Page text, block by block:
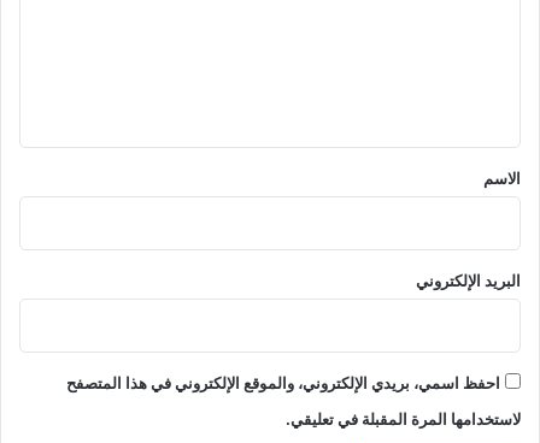
*
الاسم
البريد الإلكتروني
احفظ اسمي، بريدي الإلكتروني، والموقع الإلكتروني في هذا المتصفح
لاستخدامها المرة المقبلة في تعليقي.